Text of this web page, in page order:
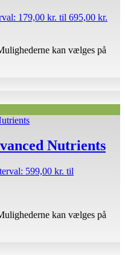
179,00 kr. til 695,00 kr.
kan vælges på
Nutrients
599,00 kr. til
kan vælges på